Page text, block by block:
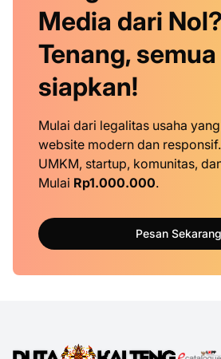
Media dari Nol?
Tenang,
siapkan!
Mulai dari legalitas usaha
website modern dan
UMKM, startup, komunitas,
Mulai Rp1.000.000.
Pesan Sekarang